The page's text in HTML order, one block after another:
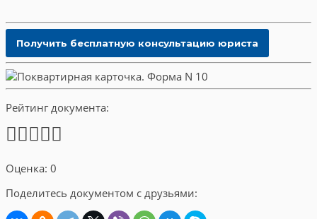
Рейтинг документа:
Оценка: 0
Поделитесь документом с друзьями: